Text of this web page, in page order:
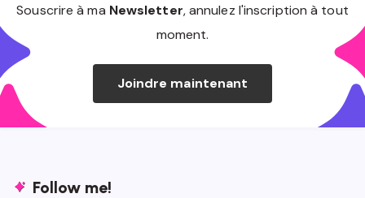
Souscrire à ma Newsletter, annulez l'inscription à tout
moment.
Joindre maintenant
Follow me!